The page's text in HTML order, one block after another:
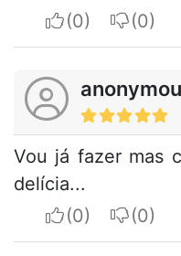
I apreciate
I do
Vou já fazer mas
delícia...
I apreciate
I do